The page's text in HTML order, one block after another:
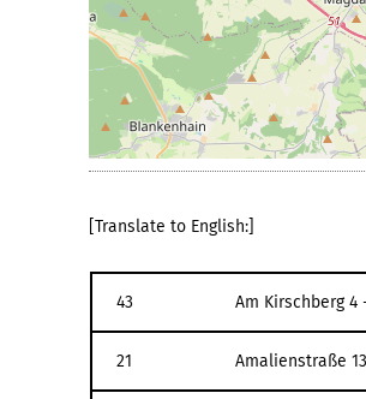
[Translate to English:]
43 Am Kirschberg 4
21 Amalienstraße 13